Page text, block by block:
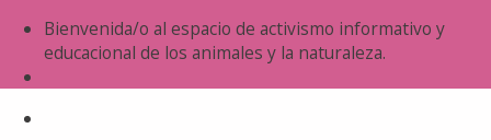
Bienvenida/o al espacio de activismo informativo y
educacional de los animales y la naturaleza.